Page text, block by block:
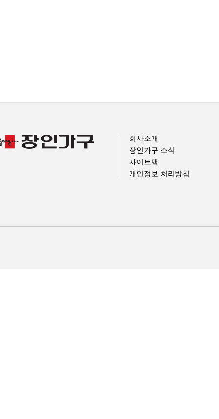
회사소개
장인가구 소식
사이트맵
개인정보 처리방침